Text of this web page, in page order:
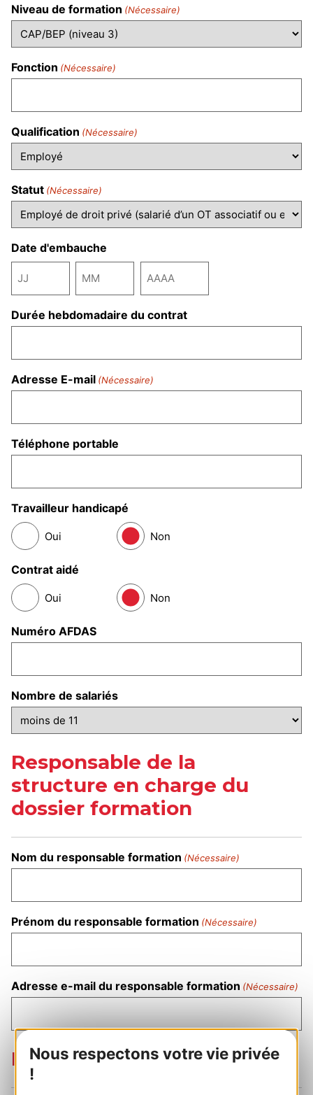
Nous respectons votre vie privée
!
Niveau de formation (Nécessaire)
Fonction (Nécessaire)
Qualification (Nécessaire)
Statut (Nécessaire)
Date d'embauche
Durée hebdomadaire du contrat
Adresse E-mail (Nécessaire)
Téléphone portable
Travailleur handicapé
Oui Non
Contrat aidé
Oui Non
Numéro AFDAS
Nombre de salariés
Responsable de la
structure en charge du
dossier formation
Nom du responsable formation (Nécessaire)
Prénom du responsable formation (Nécessaire)
Adresse e-mail du responsable formation (Nécessaire)
Direction